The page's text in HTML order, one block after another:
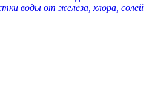
воды от железа, хлора, солей